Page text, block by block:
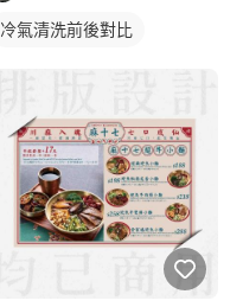
冷氣清洗前後對比